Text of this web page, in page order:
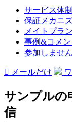
サービス体制
保証メカニ
メイトプラン
事例&コメン
参加しませ
 メールだけ
サンプルの
信